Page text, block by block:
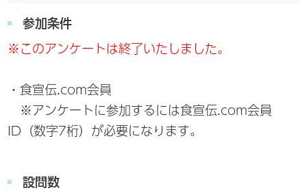
参加条件
※このアンケートは終了いたしました。
・食宣伝.com会員
※アンケートに参加するには食宣伝.com会員
ID（数字7桁）が必要になります。
設問数